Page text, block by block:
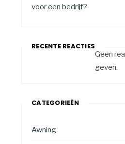
voor een bedrijf?
RECENTE REACTIES
Geen
geven.
CATEGORIEËN
Awning